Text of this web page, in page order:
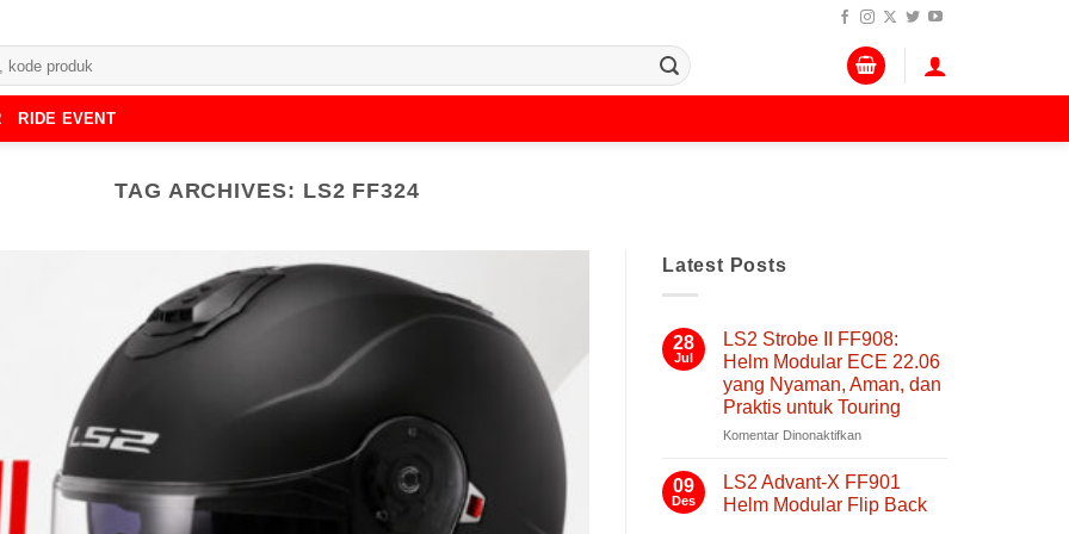
RIDE EVENT
TAG ARCHIVES: LS2 FF324
Latest Posts
28
Jul
LS2 Strobe II FF908:
Helm Modular ECE 22.06
yang Nyaman, Aman, dan
Praktis untuk Touring
Komentar Dinonaktifkanpada
Strobe
II
FF908:
09
Des
LS2 Advant-X FF901
Helm Modular Flip Back